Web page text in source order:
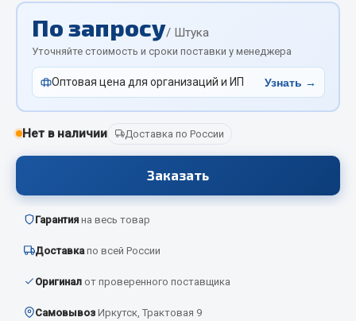
Автономные воздушные отопители
Жидкостные подогреватели
Отопители салона
Подогреватели тосола
Весь раздел
Автозвук
Автокаталоги
Аптечки и знаки автомобильные
Брызговики
По запросу/ Штука
Уточняйте стоимость и сроки поставки у менеджера
Оптовая цена для организаций и ИП Узнать →
Нет в наличии Доставка по России
Заказать
Гарантия на весь товар
Доставка по всей России
Оригинал от проверенного поставщика
Самовывоз Иркутск, Трактовая 9